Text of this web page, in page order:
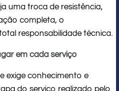
uma troca de resistência,
completa, o
responsabilidade técnica.
em cada serviço
exige conhecimento e
do serviço realizado pelo